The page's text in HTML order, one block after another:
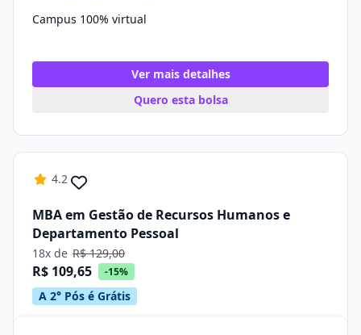
Campus 100% virtual
Ver mais detalhes
Quero esta bolsa
4.2
MBA em Gestão de Recursos Humanos e
Departamento Pessoal
18x de R$ 129,00
R$ 109,65 -15%
A 2° Pós é Grátis